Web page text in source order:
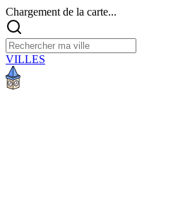
Chargement de la carte...
VILLES